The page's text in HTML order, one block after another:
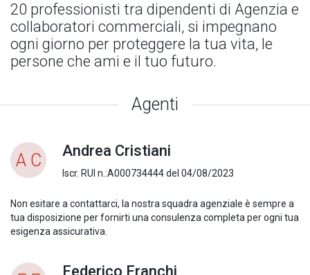
20 professionisti tra dipendenti di Agenzia e
collaboratori commerciali, si impegnano
ogni giorno per proteggere la tua vita, le
persone che ami e il tuo futuro.
Agenti
A C Andrea Cristiani
Iscr. RUI n.:A000734444 del 04/08/2023
Non esitare a contattarci, la nostra squadra agenziale è sempre a
tua disposizione per fornirti una consulenza completa per ogni tua
esigenza assicurativa.
Federico Franchi